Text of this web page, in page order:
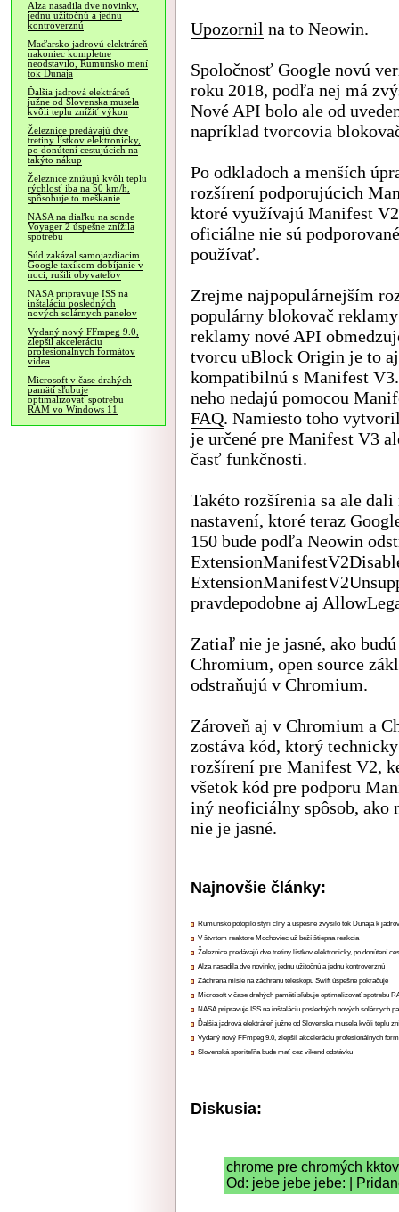
Alza nasadila dve novinky,
jednu užitočnú a jednu
kontroverznú
Maďarsko jadrovú elektráreň
nakoniec kompletne
neodstavilo, Rumunsko mení
tok Dunaja
Ďalšia jadrová elektráreň
južne od Slovenska musela
kvôli teplu znížiť výkon
Železnice predávajú dve
tretiny lístkov elektronicky,
po donútení cestujúcich na
takýto nákup
Železnice znižujú kvôli teplu
rýchlosť iba na 50 km/h,
spôsobuje to meškanie
NASA na diaľku na sonde
Voyager 2 úspešne znížila
spotrebu
Súd zakázal samojazdiacim
Google taxíkom dobíjanie v
noci, rušili obyvateľov
NASA pripravuje ISS na
inštaláciu posledných
nových solárnych panelov
Vydaný nový FFmpeg 9.0,
zlepšil akceleráciu
profesionálnych formátov
videa
Microsoft v čase drahých
pamätí sľubuje
optimalizovať spotrebu
RAM vo Windows 11
Upozornil na to Neowin.
Spoločnosť Google novú
roku 2018, podľa nej má
Nové API bolo ale od
napríklad tvorcovia
Po odkladoch a menších
rozšírení podporujúcich
ktoré využívajú Manifest
oficiálne nie sú
používať.
Zrejme najpopulárnejším
populárny blokovač
reklamy nové API
tvorcu uBlock Origin je to
kompatibilnú s Manifest
neho nedajú pomocou
FAQ. Namiesto toho
je určené pre Manifest V3
časť funkčnosti.
Takéto rozšírenia sa ale
nastavení, ktoré teraz
150 bude podľa Neowin
pravdepodobne aj
Zatiaľ nie je jasné, ako
Chromium, open source
odstraňujú v Chromium.
Zároveň aj v Chromium a
zostáva kód, ktorý
rozšírení pre Manifest V2,
všetok kód pre podporu
iný neoficiálny spôsob,
nie je jasné.
Najnovšie články:
Rumunsko potopilo štyri člny a úspešne zvýšilo tok Dunaja k
V štvrtom reaktore Mochoviec už beží štiepna reakcia
Železnice predávajú dve tretiny lístkov elektronicky, po donútení
Alza nasadila dve novinky, jednu užitočnú a jednu kontroverznú
Záchrana misie na záchranu teleskopu Swift úspešne pokračuje
Microsoft v čase drahých pamätí sľubuje optimalizovať spotrebu
NASA pripravuje ISS na inštaláciu posledných nových solárnych
Ďalšia jadrová elektráreň južne od Slovenska musela kvôli teplu
Vydaný nový FFmpeg 9.0, zlepšil akceleráciu profesionálnych
Slovenská sporiteľňa bude mať cez víkend odstávku
Diskusia:
chrome pre chromých kktov
Od: jebe jebe jebe: |